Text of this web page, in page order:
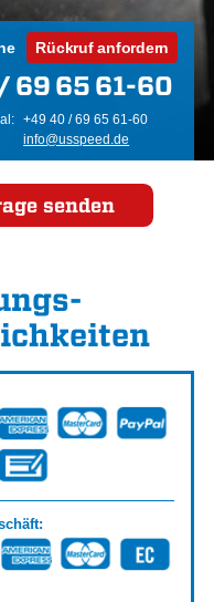
Rückruf anfordern
69 65 61-60
+49 40 / 69 65 61-60
info@usspeed.de
senden